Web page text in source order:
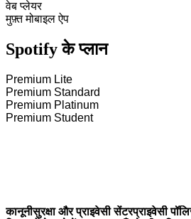
वेब प्लेयर
मुफ़्त मोबाइल ऐप
Spotify के प्लान
Premium Lite
Premium Standard
Premium Platinum
Premium Student
कानूनीसुरक्षा और प्राइवेसी सेंटरप्राइवेसी